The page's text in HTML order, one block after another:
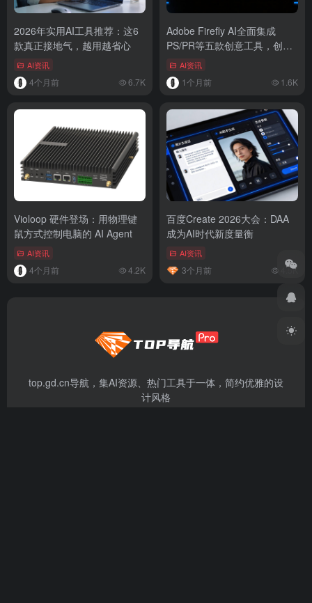
2026年实用AI工具推荐：这6
款真正接地气，越用越省心
AI资讯
4个月前 6.7K
Adobe Firefly AI全面集成
PS/PR等五款创意工具，创意
工作流迎来颠覆性变革
AI资讯
1个月前 1.6K
Violoop 硬件登场：用物理键
鼠方式控制电脑的 AI Agent
AI资讯
4个月前 4.2K
百度Create 2026大会：DAA
成为AI时代新度量衡
AI资讯
3个月前 4.5K
top.gd.cn导航，集AI资源、热门工具于一体，简约优雅的设
计风格